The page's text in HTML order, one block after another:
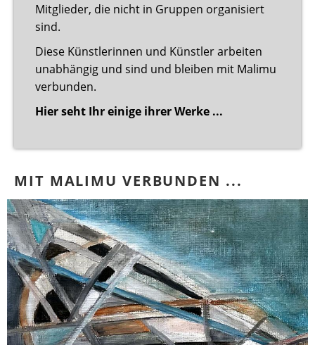
Mitglieder, die nicht in Gruppen organisiert
sind.
Diese Künstlerinnen und Künstler arbeiten
unabhängig und sind und bleiben mit Malimu
verbunden.
Hier seht Ihr einige ihrer Werke ...
MIT MALIMU VERBUNDEN ...